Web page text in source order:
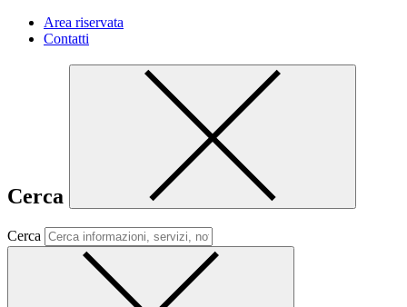
Area riservata
Contatti
Cerca
Cerca